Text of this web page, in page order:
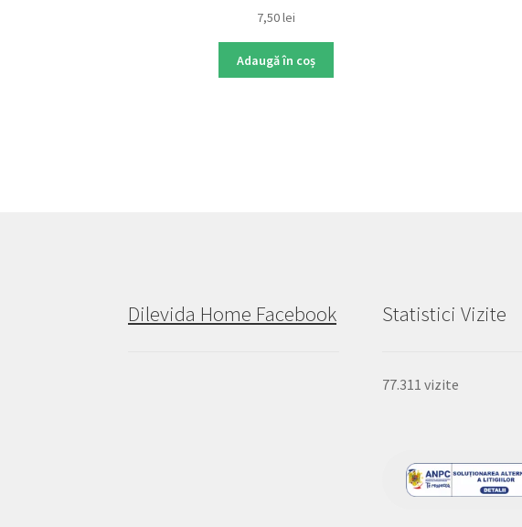
7,50lei
Adaugă în coș
Dilevida Home Facebook Statistici Vizite
77.311 vizite